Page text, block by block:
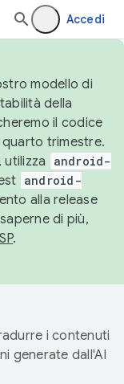
Accedi
modello di
della
il codice
quarto trimestre.
utilizza
android-
android-
alla release
di più,
.
i contenuti
generate dall'AI